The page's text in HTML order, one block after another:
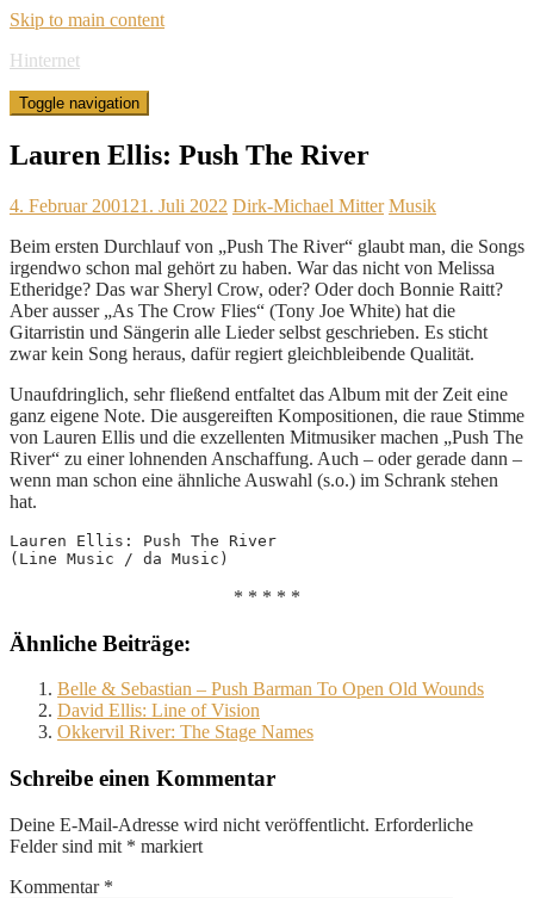
Skip to main content
Hinternet
Toggle navigation
Lauren Ellis: Push The River
4. Februar 2001 21. Juli 2022 Dirk-Michael Mitter Musik
Beim ersten Durchlauf von „Push The River“ glaubt man, die Songs
irgendwo schon mal gehört zu haben. War das nicht von Melissa
Etheridge? Das war Sheryl Crow, oder? Oder doch Bonnie Raitt?
Aber ausser „As The Crow Flies“ (Tony Joe White) hat die
Gitarristin und Sängerin alle Lieder selbst geschrieben. Es sticht
zwar kein Song heraus, dafür regiert gleichbleibende Qualität.
Unaufdringlich, sehr fließend entfaltet das Album mit der Zeit eine
ganz eigene Note. Die ausgereiften Kompositionen, die raue Stimme
von Lauren Ellis und die exzellenten Mitmusiker machen „Push The
River“ zu einer lohnenden Anschaffung. Auch – oder gerade dann –
wenn man schon eine ähnliche Auswahl (s.o.) im Schrank stehen
hat.
Lauren Ellis: Push The River
(Line Music / da Music)
* * * * *
Ähnliche Beiträge:
Belle & Sebastian – Push Barman To Open Old Wounds
David Ellis: Line of Vision
Okkervil River: The Stage Names
Schreibe einen Kommentar
Deine E-Mail-Adresse wird nicht veröffentlicht. Erforderliche
Felder sind mit * markiert
Kommentar *